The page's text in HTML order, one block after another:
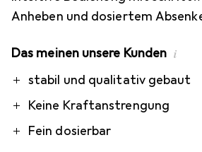
Anheben und dosiertem
Das meinen unsere Kunden i
Prostabil und qualitativ gebaut
Keine Kraftanstrengung
Fein dosierbar